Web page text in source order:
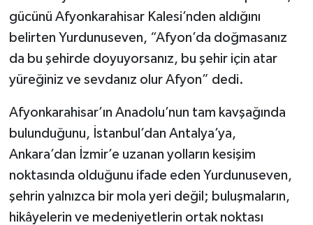
gücünü Afyonkarahisar Kalesi’nden aldığını
belirten Yurdunuseven, “Afyon’da doğmasanız
da bu şehirde doyuyorsanız, bu şehir için atar
yüreğiniz ve sevdanız olur Afyon” dedi.
Afyonkarahisar’ın Anadolu’nun tam kavşağında
bulunduğunu, İstanbul’dan Antalya’ya,
Ankara’dan İzmir’e uzanan yolların kesişim
noktasında olduğunu ifade eden Yurdunuseven,
şehrin yalnızca bir mola yeri değil; buluşmaların,
hikâyelerin ve medeniyetlerin ortak noktası